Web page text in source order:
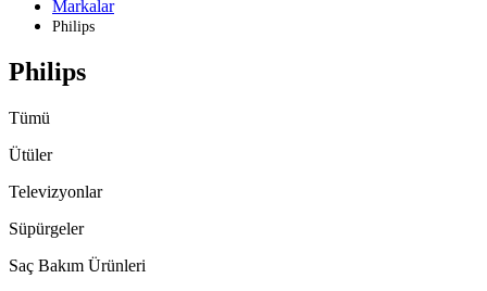
Markalar
Philips
Philips
Tümü
Ütüler
Televizyonlar
Süpürgeler
Saç Bakım Ürünleri